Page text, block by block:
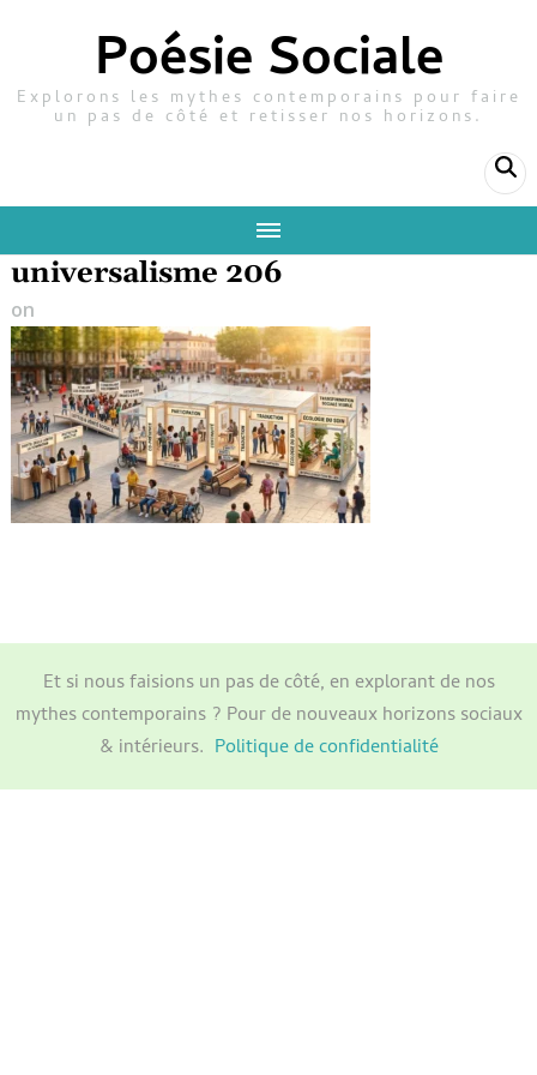
Poésie Sociale
Explorons les mythes contemporains pour faire
un pas de côté et retisser nos horizons.
universalisme 206
on
Et si nous faisions un pas de côté, en explorant de nos
mythes contemporains ? Pour de nouveaux horizons sociaux
& intérieurs. Politique de confidentialité